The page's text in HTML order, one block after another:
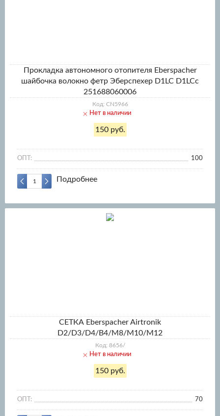
Прокладка автономного отопителя Eberspacher
шайбочка волокно фетр Эберспехер D1LC D1LCc
251688060006
Код: CN5966
Нет в наличии
150 руб.
ОПТ: 100
Подробнее
СЕТКА Eberspacher Airtronik
D2/D3/D4/B4/M8/M10/M12
Код: 8656/
Нет в наличии
150 руб.
ОПТ: 70